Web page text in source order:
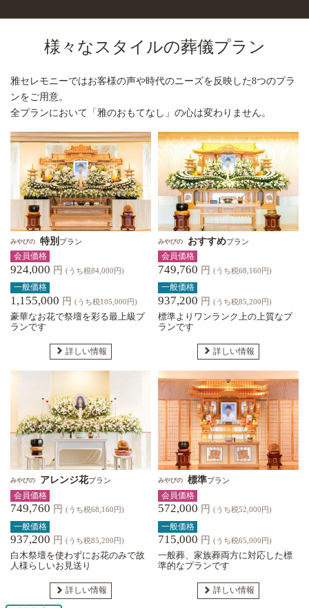
様々なスタイルの葬儀プラン
雅セレモニーではお客様の声や時代のニーズを反映した8つのプラ
ンをご用意。
全プランにおいて「雅のおもてなし」の心は変わりません。
みやびの 特別 プラン
会員価格
924,000 円 (うち税84,000円)
一般価格
1,155,000 円 (うち税105,000円)
豪華なお花で祭壇を彩る最上級プ
ランです
詳しい情報
みやびの おすすめプラン
会員価格
749,760 円 (うち税68,160円)
一般価格
937,200 円 (うち税85,200円)
標準よりワンランク上の上質なプ
ランです
詳しい情報
みやびの アレンジ花プラン
会員価格
749,760 円 (うち税68,160円)
一般価格
937,200 円 (うち税85,200円)
白木祭壇を使わずにお花のみで故
人様らしいお見送り
詳しい情報
みやびの 標準プラン
会員価格
572,000 円 (うち税52,000円)
一般価格
715,000 円 (うち税65,000円)
一般葬、家族葬両方に対応した標
準的なプランです
詳しい情報